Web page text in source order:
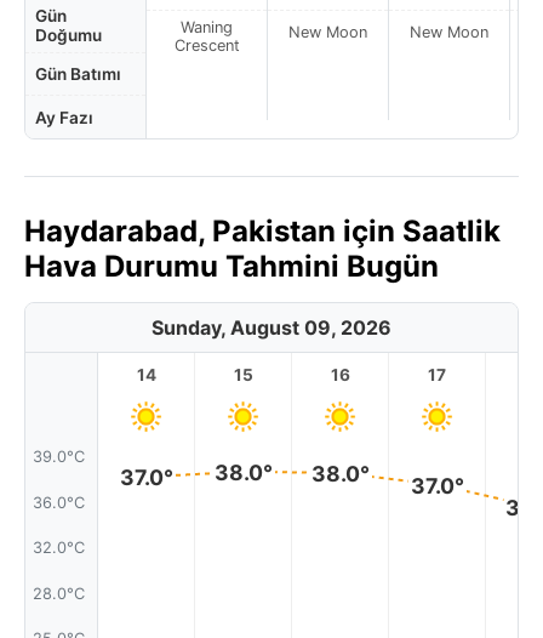
Gün
Doğumu
Gün Batımı
Ay Fazı
Waning
Crescent
New Moon New Moon
Haydarabad, Pakistan için Saatlik
Hava Durumu Tahmini Bugün
Sunday, August 09, 2026
39.0°C
36.0°C
32.0°C
28.0°C
14
37.0°
15
38.0°
16
38.0°
17
37.0°